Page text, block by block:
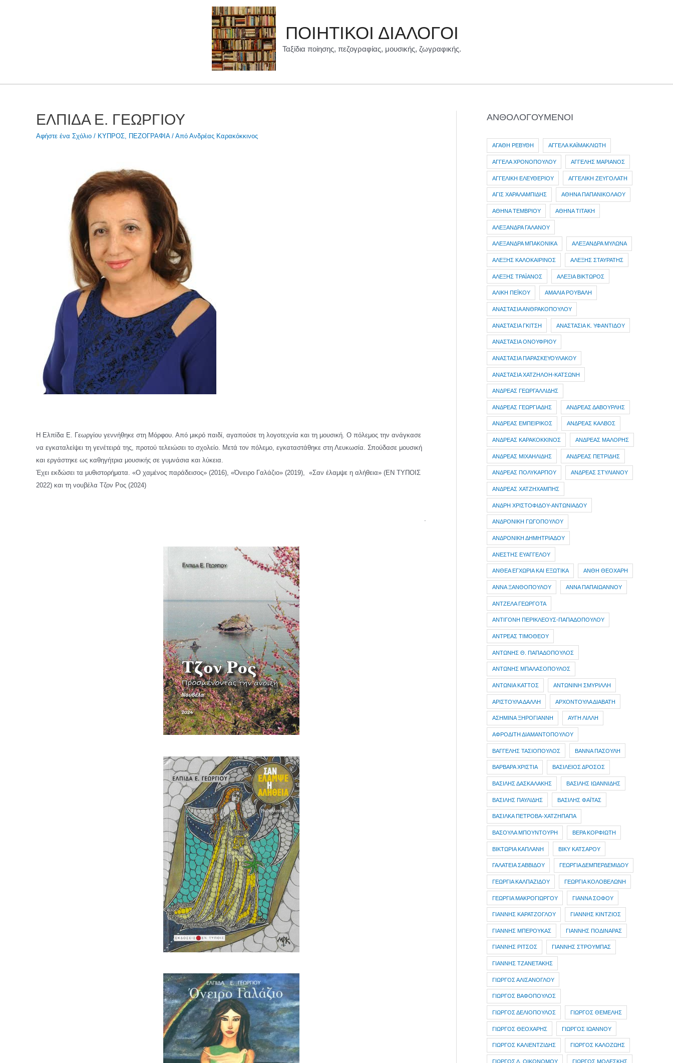
ΠΟΙΗΤΙΚΟΙ ΔΙΑΛΟΓΟΙ
Ταξίδια ποίησης, πεζογραφίας, μουσικής, ζωγραφικής.
ΕΛΠΙΔΑ Ε. ΓΕΩΡΓΙΟΥ
Αφήστε ένα Σχόλιο / ΚΥΠΡΟΣ, ΠΕΖΟΓΡΑΦΙΑ/ Από Ανδρέας Καρακόκκινος
Η Ελπίδα Ε. Γεωργίου γεννήθηκε στη Μόρφου. Από μικρό παιδί, αγαπούσε τη λογοτεχνία και τη μουσική. Ο πόλεμος την ανάγκασε
να εγκαταλείψει τη γενέτειρά της, προτού τελειώσει το σχολείο. Μετά τον πόλεμο, εγκαταστάθηκε στη Λευκωσία. Σπούδασε μουσική
και εργάστηκε ως καθηγήτρια μουσικής σε γυμνάσια και λύκεια.
Έχει εκδώσει τα μυθιστορήματα. «Ο χαμένος παράδεισος» (2016), «Όνειρο Γαλάζιο» (2019), «Σαν έλαμψε η αλήθεια» (ΕΝ ΤΥΠΟΙΣ
2022) και τη νουβέλα Τζον Ρος (2024)
.
ΑΝΘΟΛΟΓΟΥΜΕΝΟΙ
ΑΓΑΘΗ ΡΕΒΥΘΗ ΑΓΓΕΛΑ ΚΑΪΜΑΚΛΙΩΤΗ
ΑΓΓΕΛΑ ΧΡΟΝΟΠΟΥΛΟΥ ΑΓΓΕΛΗΣ ΜΑΡΙΑΝΟΣ
ΑΓΓΕΛΙΚΗ ΕΛΕΥΘΕΡΙΟΥ ΑΓΓΕΛΙΚΗ ΖΕΥΓΟΛΑΤΗ
ΑΓΙΣ ΧΑΡΑΛΑΜΠΙΔΗΣ ΑΘΗΝΑ ΠΑΠΑΝΙΚΟΛΑΟΥ
ΑΘΗΝΑ ΤΕΜΒΡΙΟΥ ΑΘΗΝΑ ΤΙΤΑΚΗ
ΑΛΕΞΑΝΔΡΑ ΓΑΛΑΝΟΥ
ΑΛΕΞΑΝΔΡΑ ΜΠΑΚΟΝΙΚΑ ΑΛΕΞΑΝΔΡΑ ΜΥΛΩΝΑ
ΑΛΕΞΗΣ ΚΑΛΟΚΑΙΡΙΝΟΣ ΑΛΕΞΗΣ ΣΤΑΥΡΑΤΗΣ
ΑΛΕΞΗΣ ΤΡΑΪΑΝΟΣ ΑΛΕΞΙΑ ΒΙΚΤΩΡΟΣ
ΑΛΙΚΗ ΠΕΪΚΟΥ ΑΜΑΛΙΑ ΡΟΥΒΑΛΗ
ΑΝΑΣΤΑΣΙΑ ΑΝΘΡΑΚΟΠΟΥΛΟΥ
ΑΝΑΣΤΑΣΙΑ ΓΚΙΤΣΗ ΑΝΑΣΤΑΣΙΑ Κ. ΥΦΑΝΤΙΔΟΥ
ΑΝΑΣΤΑΣΙΑ ΟΝΟΥΦΡΙΟΥ
ΑΝΑΣΤΑΣΙΑ ΠΑΡΑΣΚΕΥΟΥΛΑΚΟΥ
ΑΝΑΣΤΑΣΙΑ ΧΑΤΖΗΛΟΗ-ΚΑΤΣΩΝΗ
ΑΝΔΡΕΑΣ ΓΕΩΡΓΑΛΛΙΔΗΣ
ΑΝΔΡΕΑΣ ΓΕΩΡΓΙΑΔΗΣ ΑΝΔΡΕΑΣ ΔΑΒΟΥΡΛΗΣ
ΑΝΔΡΕΑΣ ΕΜΠΕΙΡΙΚΟΣ ΑΝΔΡΕΑΣ ΚΑΛΒΟΣ
ΑΝΔΡΕΑΣ ΚΑΡΑΚΟΚΚΙΝΟΣ ΑΝΔΡΕΑΣ ΜΑΛΟΡΗΣ
ΑΝΔΡΕΑΣ ΜΙΧΑΗΛΙΔΗΣ ΑΝΔΡΕΑΣ ΠΕΤΡΙΔΗΣ
ΑΝΔΡΕΑΣ ΠΟΛΥΚΑΡΠΟΥ ΑΝΔΡΕΑΣ ΣΤΥΛΙΑΝΟΥ
ΑΝΔΡΕΑΣ ΧΑΤΖΗΧΑΜΠΗΣ
ΑΝΔΡΗ ΧΡΙΣΤΟΦΙΔΟΥ-ΑΝΤΩΝΙΑΔΟΥ
ΑΝΔΡΟΝΙΚΗ ΓΩΓΟΠΟΥΛΟΥ
ΑΝΔΡΟΝΙΚΗ ΔΗΜΗΤΡΙΑΔΟΥ
ΑΝΕΣΤΗΣ ΕΥΑΓΓΕΛΟΥ
ΑΝΘΕΑ ΕΓΧΩΡΙΑ ΚΑΙ ΕΞΩΤΙΚΑ ΑΝΘΗ ΘΕΟΧΑΡΗ
ΑΝΝΑ ΞΑΝΘΟΠΟΥΛΟΥ ΑΝΝΑ ΠΑΠΑΙΩΑΝΝΟΥ
ΑΝΤΖΕΛΑ ΓΕΩΡΓΟΤΑ
ΑΝΤΙΓΟΝΗ ΠΕΡΙΚΛΕΟΥΣ-ΠΑΠΑΔΟΠΟΥΛΟΥ
ΑΝΤΡΕΑΣ ΤΙΜΟΘΕΟΥ
ΑΝΤΩΝΗΣ Θ. ΠΑΠΑΔΟΠΟΥΛΟΣ
ΑΝΤΩΝΗΣ ΜΠΑΛΑΣΟΠΟΥΛΟΣ
ΑΝΤΩΝΙΑ ΚΑΤΤΟΣ ΑΝΤΩΝΙΝΗ ΣΜΥΡΙΛΛΗ
ΑΡΙΣΤΟΥΛΑ ΔΑΛΛΗ ΑΡΧΟΝΤΟΥΛΑ ΔΙΑΒΑΤΗ
ΑΣΗΜΙΝΑ ΞΗΡΟΓΙΑΝΝΗ ΑΥΓΗ ΛΙΛΛΗ
ΑΦΡΟΔΙΤΗ ΔΙΑΜΑΝΤΟΠΟΥΛΟΥ
ΒΑΓΓΕΛΗΣ ΤΑΣΙΟΠΟΥΛΟΣ ΒΑΝΝΑ ΠΑΣΟΥΛΗ
ΒΑΡΒΑΡΑ ΧΡΙΣΤΙΑ ΒΑΣΙΛΕΙΟΣ ΔΡΟΣΟΣ
ΒΑΣΙΛΗΣ ΔΑΣΚΑΛΑΚΗΣ ΒΑΣΙΛΗΣ ΙΩΑΝΝΙΔΗΣ
ΒΑΣΙΛΗΣ ΠΑΥΛΙΔΗΣ ΒΑΣΙΛΗΣ ΦΑΪΤΑΣ
ΒΑΣΙΛΚΑ ΠΕΤΡΟΒΑ-ΧΑΤΖΗΠΑΠΑ
ΒΑΣΟΥΛΑ ΜΠΟΥΝΤΟΥΡΗ ΒΕΡΑ ΚΟΡΦΙΩΤΗ
ΒΙΚΤΩΡΙΑ ΚΑΠΛΑΝΗ ΒΙΚΥ ΚΑΤΣΑΡΟΥ
ΓΑΛΑΤΕΙΑ ΣΑΒΒΙΔΟΥ ΓΕΩΡΓΙΑ ΔΕΜΠΕΡΔΕΜΙΔΟΥ
ΓΕΩΡΓΙΑ ΚΑΛΠΑΖΙΔΟΥ ΓΕΩΡΓΙΑ ΚΟΛΟΒΕΛΩΝΗ
ΓΕΩΡΓΙΑ ΜΑΚΡΟΓΙΩΡΓΟΥ ΓΙΑΝΝΑ ΣΟΦΟΥ
ΓΙΑΝΝΗΣ ΚΑΡΑΤΖΟΓΛΟΥ ΓΙΑΝΝΗΣ ΚΙΝΤΖΙΟΣ
ΓΙΑΝΝΗΣ ΜΠΕΡΟΥΚΑΣ ΓΙΑΝΝΗΣ ΠΟΔΙΝΑΡΑΣ
ΓΙΑΝΝΗΣ ΡΙΤΣΟΣ ΓΙΑΝΝΗΣ ΣΤΡΟΥΜΠΑΣ
ΓΙΑΝΝΗΣ ΤΖΑΝΕΤΑΚΗΣ
ΓΙΩΡΓΟΣ ΑΛΙΣΑΝΟΓΛΟΥ
ΓΙΩΡΓΟΣ ΒΑΦΟΠΟΥΛΟΣ
ΓΙΩΡΓΟΣ ΔΕΛΙΟΠΟΥΛΟΣ ΓΙΩΡΓΟΣ ΘΕΜΕΛΗΣ
ΓΙΩΡΓΟΣ ΘΕΟΧΑΡΗΣ ΓΙΩΡΓΟΣ ΙΩΑΝΝΟΥ
ΓΙΩΡΓΟΣ ΚΑΛΙΕΝΤΖΙΔΗΣ ΓΙΩΡΓΟΣ ΚΑΛΟΖΩΗΣ
ΓΙΩΡΓΟΣ Λ. ΟΙΚΟΝΟΜΟΥ ΓΙΩΡΓΟΣ ΜΟΛΕΣΚΗΣ